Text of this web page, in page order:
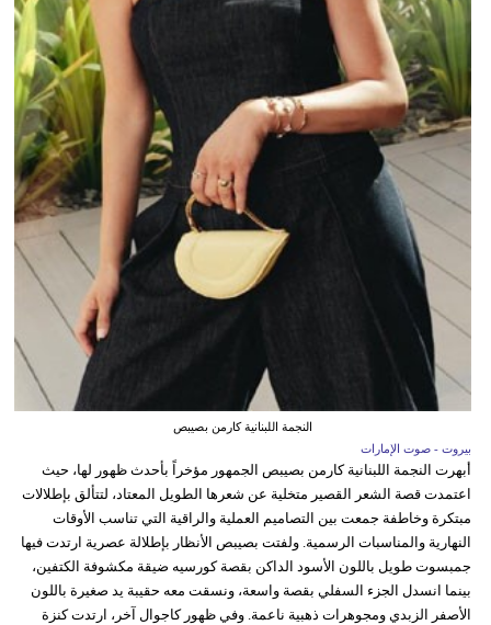
النجمة اللبنانية كارمن بصيبص
بيروت - صوت الإمارات
أبهرت النجمة اللبنانية كارمن بصيبص الجمهور مؤخراً بأحدث ظهور لها، حيث
اعتمدت قصة الشعر القصير متخلية عن شعرها الطويل المعتاد، لتتألق بإطلالات
مبتكرة وخاطفة جمعت بين التصاميم العملية والراقية التي تناسب الأوقات
النهارية والمناسبات الرسمية. ولفتت بصيبص الأنظار بإطلالة عصرية ارتدت فيها
جمبسوت طويل باللون الأسود الداكن بقصة كورسيه ضيقة مكشوفة الكتفين،
بينما انسدل الجزء السفلي بقصة واسعة، ونسقت معه حقيبة يد صغيرة باللون
الأصفر الزبدي ومجوهرات ذهبية ناعمة. وفي ظهور كاجوال آخر، ارتدت كنزة